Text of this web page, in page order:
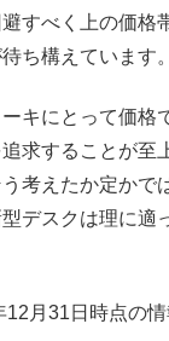
すべく上の価格
ち構えています。
キにとって価格
求することが至
考えたか定かで
デスクは理に適
月31日時点の情